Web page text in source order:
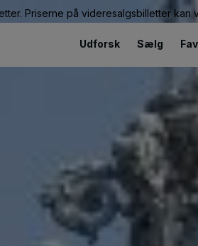
Priserne på videresalgsbilletter
Udforsk Sælg